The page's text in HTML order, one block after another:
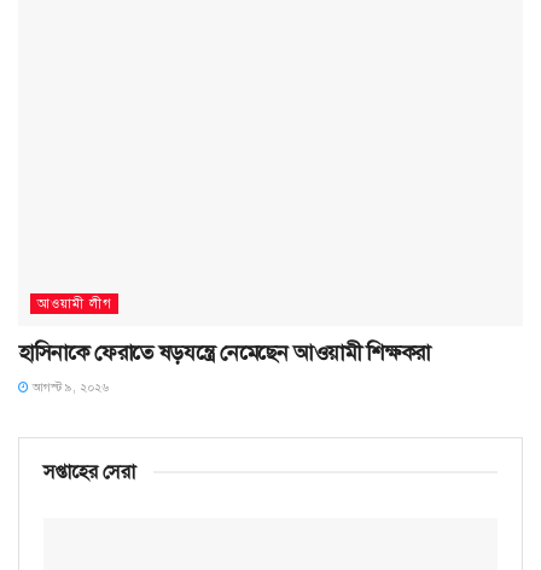
আওয়ামী লীগ
হাসিনাকে ফেরাতে ষড়যন্ত্রে নেমেছেন আওয়ামী শিক্ষকরা
আগস্ট ৯, ২০২৬
সপ্তাহের সেরা